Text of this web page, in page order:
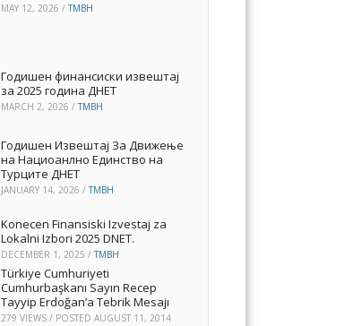
MAY 12, 2026 /TMBH
Годишен финансиски извештај
за 2025 година ДНЕТ
MARCH 2, 2026 /TMBH
Годишен Извештај За Движење
на Нациоанлно Единство на
Турците ДНЕТ
JANUARY 14, 2026 /TMBH
Konecen Finansiski Izvestaj za
Lokalni Izbori 2025 DNET.
DECEMBER 1, 2025 /TMBH
Türkiye Cumhuriyeti
Cumhurbaşkanı Sayın Recep
Tayyip Erdoğan’a Tebrik Mesajı
279 VIEWS / POSTED AUGUST 11, 2014